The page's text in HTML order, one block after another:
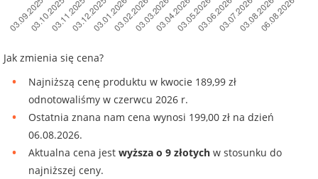
Jak zmienia się cena?
Najniższą cenę produktu w kwocie 189,99 zł
odnotowaliśmy w czerwcu 2026 r.
Ostatnia znana nam cena wynosi 199,00 zł na dzień
06.08.2026.
Aktualna cena jest wyższa o 9 złotych w stosunku do
najniższej ceny.